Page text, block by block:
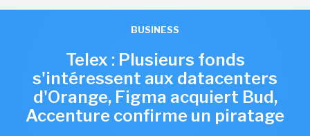
BUSINESS
Telex : Plusieurs fonds
s'intéressent aux datacenters
d'Orange, Figma acquiert Bud,
Accenture confirme un piratage